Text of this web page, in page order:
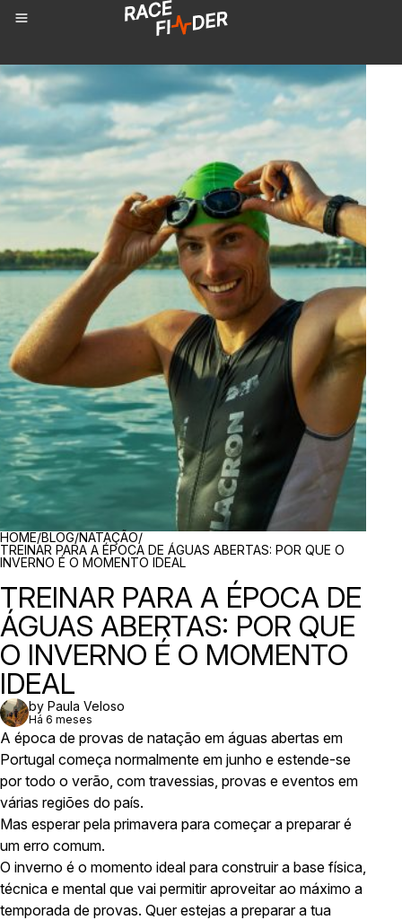
BREADCRUMBS
HOME/BLOG/NATAÇÃO/
TREINAR PARA A ÉPOCA DE ÁGUAS ABERTAS: POR QUE O
INVERNO É O MOMENTO IDEAL
TREINAR PARA A ÉPOCA DE
ÁGUAS ABERTAS: POR QUE
O INVERNO É O MOMENTO
IDEAL
by Paula Veloso
Há 6 meses
A época de provas de natação em águas abertas em
Portugal começa normalmente em junho e estende-se
por todo o verão, com travessias, provas e eventos em
várias regiões do país.
Mas esperar pela primavera para começar a preparar é
um erro comum.
O inverno é o momento ideal para construir a base física,
técnica e mental que vai permitir aproveitar ao máximo a
temporada de provas. Quer estejas a preparar a tua